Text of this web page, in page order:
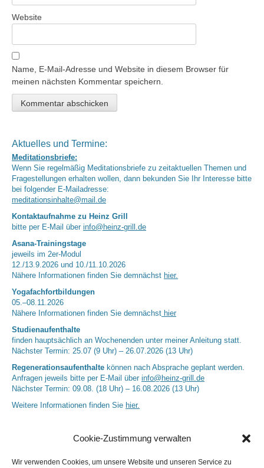
Cookie-Zustimmung verwalten
Wir verwenden Cookies, um unsere Website und unseren Service zu
Website
Name, E-Mail-Adresse und Website in diesem Browser für
meinen nächsten Kommentar speichern.
Aktuelles und Termine:
Meditationsbriefe:
Wenn Sie regelmäßig Meditationsbriefe zu zeitaktuellen Themen und
Fragestellungen erhalten wollen, dann bekunden Sie Ihr Interesse bitte
bei folgender E-Mailadresse:
meditationsinhalte@mail.de
Kontaktaufnahme zu Heinz Grill
bitte per E-Mail über info@heinz-grill.de
Asana-Trainingstage
jeweils im 2er-Modul
12./13.9.2026 und 10./11.10.2026
Nähere Informationen finden Sie demnächst hier.
Yogafachfortbildungen
05.–08.11.2026
Nähere Informationen finden Sie demnächst hier
Studienaufenthalte
finden hauptsächlich an Wochenenden unter meiner Anleitung statt.
Nächster Termin: 25.07 (9 Uhr) – 26.07.2026 (13 Uhr)
Regenerationsaufenthalte können nach Absprache geplant werden.
Anfragen jeweils bitte per E-Mail über info@heinz-grill.de
Nächster Termin: 09.08. (18 Uhr) – 16.08.2026 (13 Uhr)
Weitere Informationen finden Sie hier.